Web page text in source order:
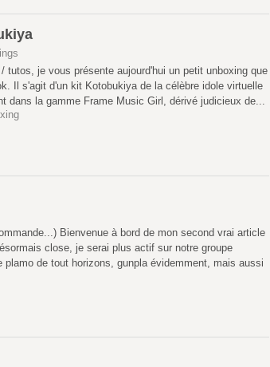
je vous présente aujourd'hui un petit unboxing que
Il s'agit d'un kit Kotobukiya de la célèbre idole virtuelle
dans la gamme Frame Music Girl, dérivé judicieux de...
Bienvenue à bord de mon second vrai article
close, je serai plus actif sur notre groupe
plamo de tout horizons, gunpla évidemment, mais aussi